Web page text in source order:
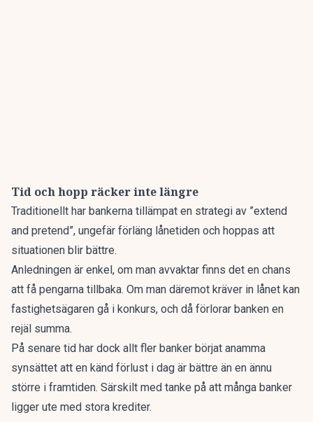
Tid och hopp räcker inte längre
Traditionellt har bankerna tillämpat en strategi av ”extend
and pretend”, ungefär förläng lånetiden och hoppas att
situationen blir bättre.
Anledningen är enkel, om man avvaktar finns det en chans
att få pengarna tillbaka. Om man däremot kräver in lånet kan
fastighetsägaren gå i konkurs, och då förlorar banken en
rejäl summa.
På senare tid har dock allt fler banker börjat anamma
synsättet att en känd förlust i dag är bättre än en ännu
större i framtiden. Särskilt med tanke på att många banker
ligger ute med stora krediter.